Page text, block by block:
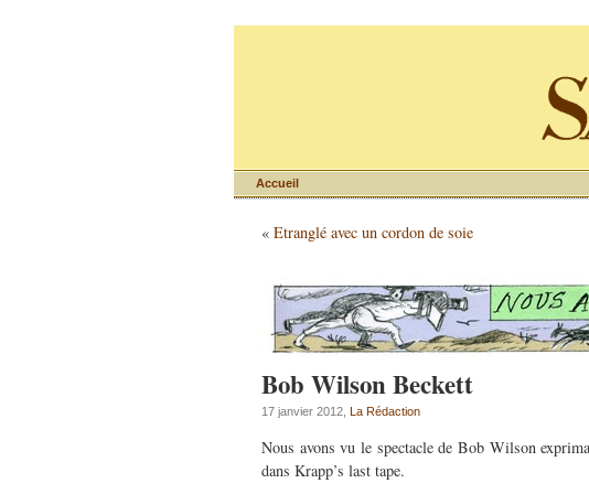
Accueil
« Etranglé avec un cordon de soie
Bob Wilson Beckett
17 janvier 2012, La Rédaction
Nous avons vu le spectacle de Bob Wilson
dans Krapp’s last tape.